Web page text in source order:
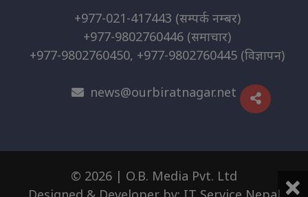
+977-021-417443 (सम्पर्क नम्बर)
+977-9802760446 (समाचार)
+977-9802760450, +977-9802760445 (विज्ञापन)
news@ourbiratnagar.net
© 2026 | O.B. Media Pvt. Ltd
×